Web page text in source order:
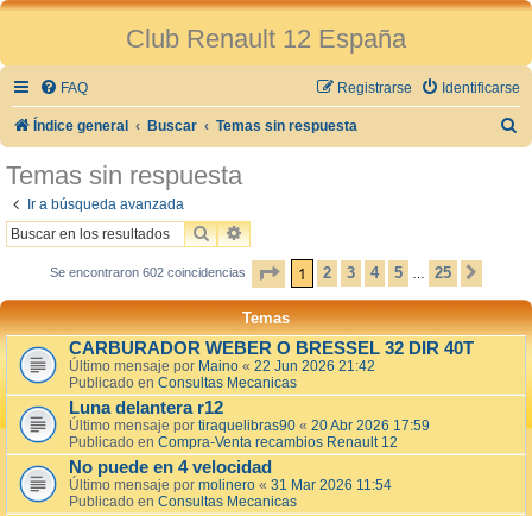
Club Renault 12 España
FAQ Identificarse
Registrarse
Índice general Buscar Temas sin respuesta
Temas sin respuesta
Ir a búsqueda avanzada
BUSCARBÚSQUEDA AVANZADA
Se encontraron 602 coincidencias PÁGINA 1DE 25
1 2 3 4 5 … 25
Temas
CARBURADOR WEBER O BRESSEL 32 DIR 40T
Último mensaje por Maino « 22 Jun 2026 21:42
Publicado en Consultas Mecanicas
Luna delantera r12
Último mensaje por tiraquelibras90 « 20 Abr 2026 17:59
Publicado en Compra-Venta recambios Renault 12
No puede en 4 velocidad
Último mensaje por molinero « 31 Mar 2026 11:54
Publicado en Consultas Mecanicas